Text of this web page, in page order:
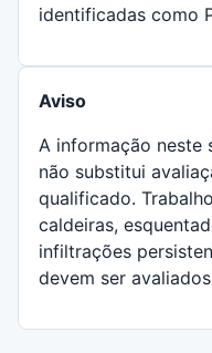
identificadas como
Aviso
A informação neste
não substitui
qualificado.
caldeiras,
infiltrações
devem ser